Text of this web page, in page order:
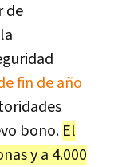
de
fin de año
bono. El
y a 4.000